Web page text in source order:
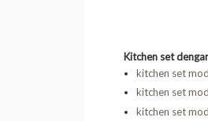
Kitchen set
kitchen set
kitchen set
kitchen set